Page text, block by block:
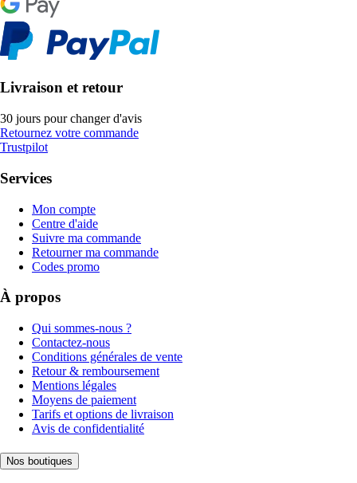
Livraison et retour
30 jours pour changer d'avis
Retournez votre commande
Trustpilot
Services
Mon compte
Centre d'aide
Suivre ma commande
Retourner ma commande
Codes promo
À propos
Qui sommes-nous ?
Contactez-nous
Conditions générales de vente
Retour & remboursement
Mentions légales
Moyens de paiement
Tarifs et options de livraison
Avis de confidentialité
Nos boutiques